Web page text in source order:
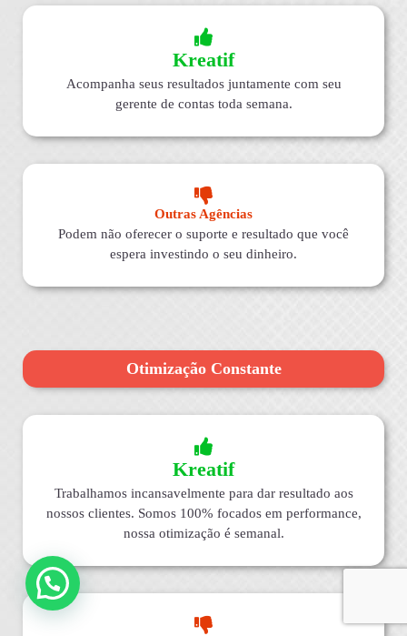
Kreatif
Acompanha seus resultados juntamente com seu
gerente de contas toda semana.
Outras Agências
Podem não oferecer o suporte e resultado que você
espera investindo o seu dinheiro.
Otimização Constante
Kreatif
Trabalhamos incansavelmente para dar resultado aos
nossos clientes. Somos 100% focados em performance,
nossa otimização é semanal.